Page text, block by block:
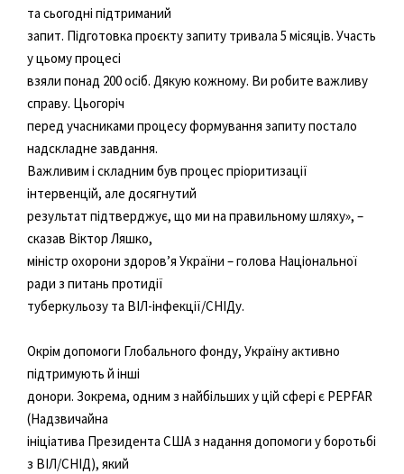
та сьогодні підтриманий
запит. Підготовка проєкту запиту тривала 5 місяців. Участь
у цьому процесі
взяли понад 200 осіб. Дякую кожному. Ви робите важливу
справу. Цьогоріч
перед учасниками процесу формування запиту постало
надскладне завдання.
Важливим і складним був процес пріоритизації
інтервенцій, але досягнутий
результат підтверджує, що ми на правильному шляху», –
сказав Віктор Ляшко,
міністр охорони здоров’я України – голова Національної
ради з питань протидії
туберкульозу та ВІЛ-інфекції/СНІДу.
Окрім допомоги Глобального фонду, Україну активно
підтримують й інші
донори. Зокрема, одним з найбільших у цій сфері є PEPFAR
(Надзвичайна
ініціатива Президента США з надання допомоги у боротьбі
з ВІЛ/СНІД), який